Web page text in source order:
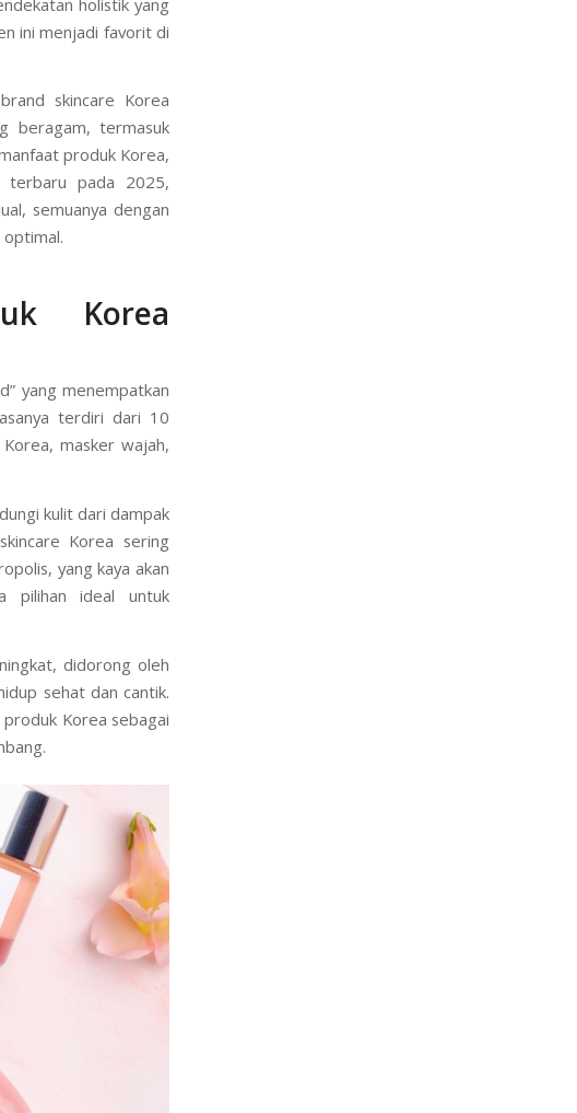
terus menguasai
ini menjadi favorit di
skincare Korea
beragam, termasuk
produk Korea,
Korea
yang menempatkan
masker wajah,
kulit dari dampak
Korea sering
pilihan ideal untuk
didorong oleh
Korea sebagai